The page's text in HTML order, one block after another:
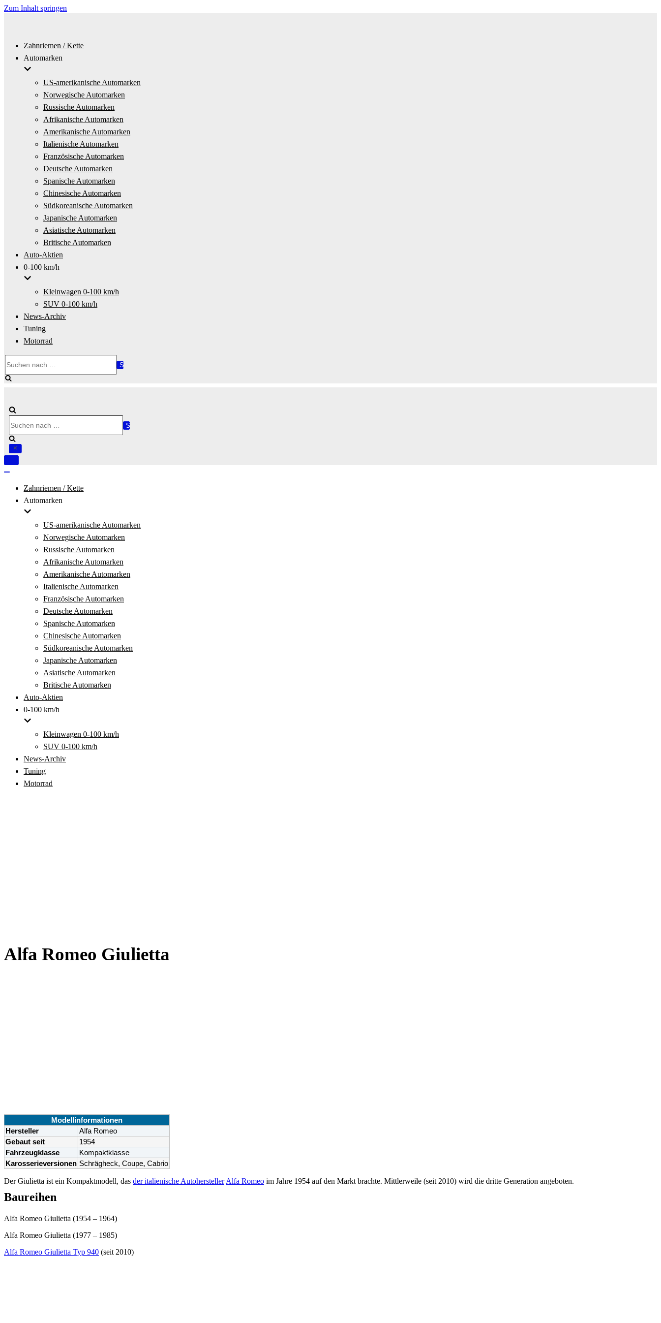
Zum Inhalt springen
Zahnriemen / Kette
Automarken
US-amerikanische Automarken
Norwegische Automarken
Russische Automarken
Afrikanische Automarken
Amerikanische Automarken
Italienische Automarken
Französische Automarken
Deutsche Automarken
Spanische Automarken
Chinesische Automarken
Südkoreanische Automarken
Japanische Automarken
Asiatische Automarken
Britische Automarken
Auto-Aktien
0-100 km/h
Kleinwagen 0-100 km/h
SUV 0-100 km/h
News-Archiv
Tuning
Motorrad
nach …
nach …
Navigation
Zahnriemen / Kette
Automarken
US-amerikanische Automarken
Norwegische Automarken
Russische Automarken
Afrikanische Automarken
Amerikanische Automarken
Italienische Automarken
Französische Automarken
Deutsche Automarken
Spanische Automarken
Chinesische Automarken
Südkoreanische Automarken
Japanische Automarken
Asiatische Automarken
Britische Automarken
Auto-Aktien
0-100 km/h
Kleinwagen 0-100 km/h
SUV 0-100 km/h
News-Archiv
Tuning
Motorrad
Alfa Romeo Giulietta
Modellinformationen
Hersteller
Alfa Romeo
Gebaut seit
1954
Fahrzeugklasse
Kompaktklasse
Karosserieversionen Schrägheck, Coupe, Cabrio
Der Giulietta ist ein Kompaktmodell, das der italienische Autohersteller Alfa Romeo im Jahre 1954 auf den Markt brachte. Mittlerweile (seit 2010) wird die dritte Generation angeboten.
Baureihen
Alfa Romeo Giulietta (1954 – 1964)
Alfa Romeo Giulietta (1977 – 1985)
Alfa Romeo Giulietta Typ 940 (seit 2010)